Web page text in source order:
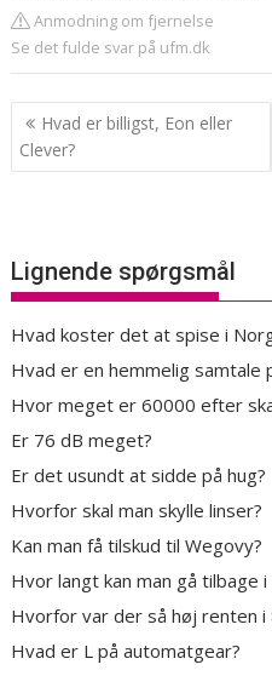
Anmodning om fjernelse
Se det fulde svar på ufm.dk
Indlægsnavigation
Hvad er billigst, Eon eller
Clever?
Lignende spørgsmål
Hvad koster det at spise i
Hvad er en hemmelig samtale
Hvor meget er 60000 efter
Er 76 dB meget?
Er det usundt at sidde på hug?
Hvorfor skal man skylle linser?
Kan man få tilskud til Wegovy?
Hvor langt kan man gå tilbage i
Hvorfor var der så høj renten i
Hvad er L på automatgear?